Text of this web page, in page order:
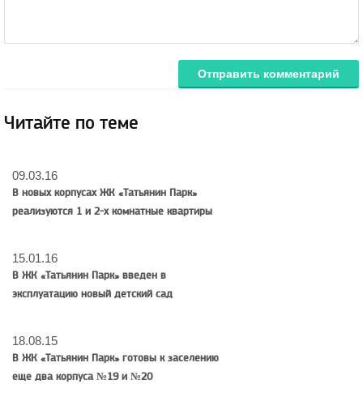
Отправить комментарий
Читайте по теме
09.03.16
В новых корпусах ЖК «Татьянин Парк»
реализуются 1 и 2-х комнатные квартиры
15.01.16
В ЖК «Татьянин Парк» введен в
эксплуатацию новый детский сад
18.08.15
В ЖК «Татьянин Парк» готовы к заселению
еще два корпуса №19 и №20